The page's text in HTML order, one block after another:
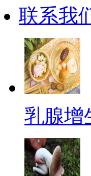
联系我
乳腺增